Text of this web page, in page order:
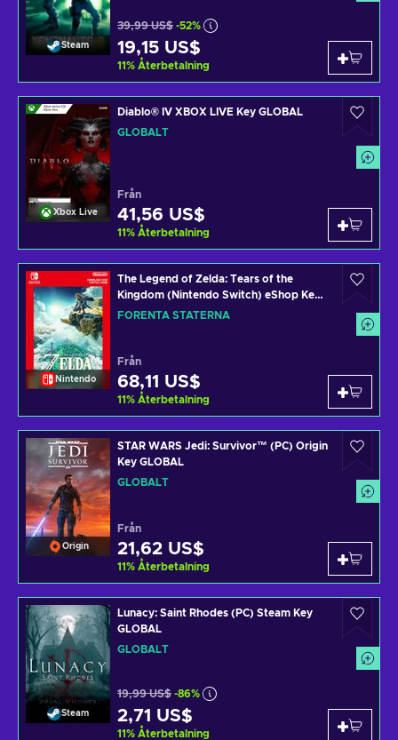
Steam
39,99 US$ -52%
19,15 US$
11% Återbetalning
Xbox Live
Diablo® IV XBOX LIVE Key GLOBAL
GLOBALT
Från
41,56 US$
11% Återbetalning
Nintendo
The Legend of Zelda: Tears of the
Kingdom (Nintendo Switch) eShop Key
UNITED STATES
FÖRENTA STATERNA
Från
68,11 US$
11% Återbetalning
Origin
STAR WARS Jedi: Survivor™ (PC) Origin
Key GLOBAL
GLOBALT
Från
21,62 US$
11% Återbetalning
Steam
Lunacy: Saint Rhodes (PC) Steam Key
GLOBAL
GLOBALT
19,99 US$ -86%
2,71 US$
11% Återbetalning